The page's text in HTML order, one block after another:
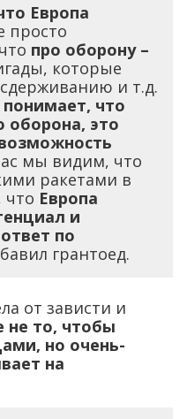
Европа
просто
про оборону –
которые
и т.д.
что
оборона, это
мы видим, что
ракетами в
что Европа
и
по
грантоед.
от зависти и
не то, чтобы
но очень-
на